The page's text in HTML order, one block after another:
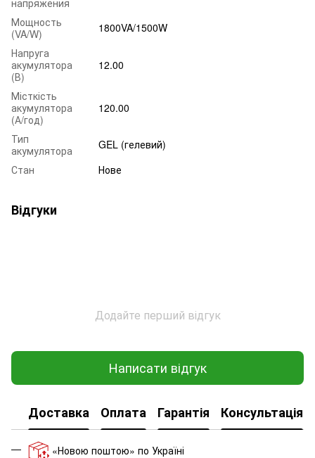
Мощность
(VA/W)
1800VA/1500W
Напруга
акумулятора
(В)
12.00
Місткість
акумулятора
(А/год)
120.00
Тип
акумулятора
GEL (гелевий)
Стан
Нове
Відгуки
Додайте перший відгук
Написати відгук
Доставка Оплата Гарантія Консультація
«Новою поштою» по Україні